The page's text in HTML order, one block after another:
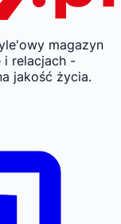
magazyn
i relacjach -
jakość życia.